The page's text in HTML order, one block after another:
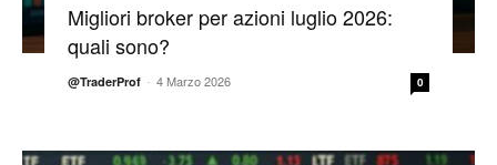
Migliori broker per azioni luglio 2026:
quali sono?
@TraderProf - 4 Marzo 2026 0